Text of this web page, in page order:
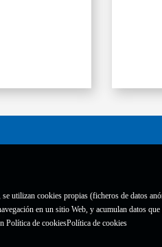
utilizan cookies propias (ficheros de datos
en un sitio Web, y acumulan datos
Política de cookiesPolítica de cookies